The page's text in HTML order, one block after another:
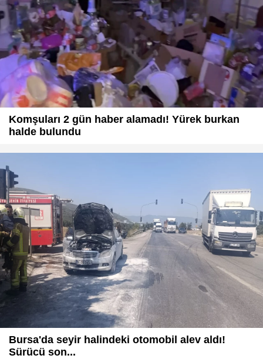
Komşuları 2 gün haber alamadı! Yürek burkan
halde bulundu
Bursa'da seyir halindeki otomobil alev aldı!
Sürücü son...